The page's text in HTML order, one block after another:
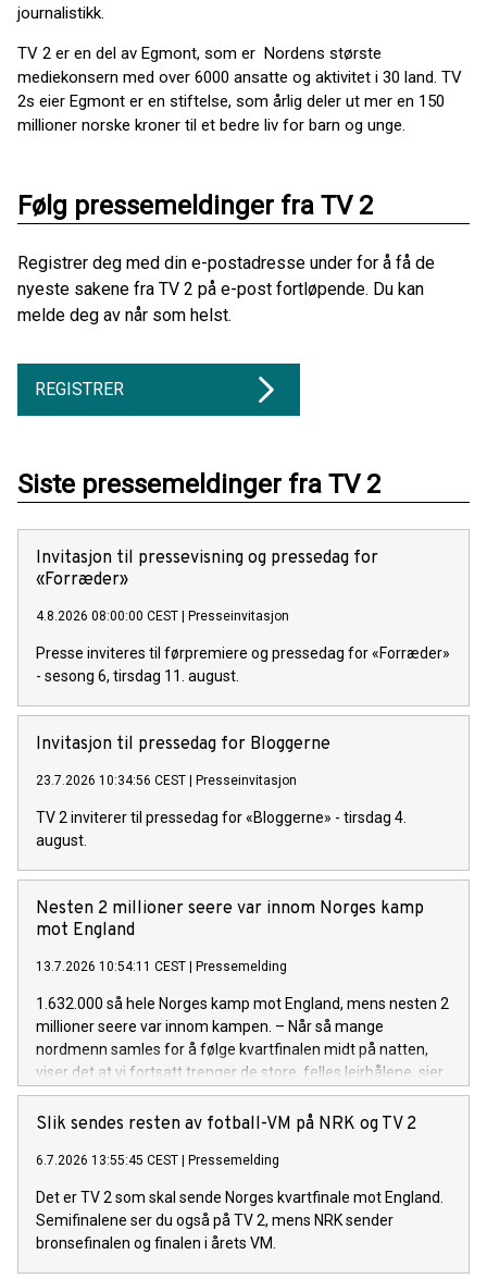
journalistikk.
TV 2 er en del av Egmont, som er Nordens største
mediekonsern med over 6000 ansatte og aktivitet i 30 land. TV
2s eier Egmont er en stiftelse, som årlig deler ut mer en 150
millioner norske kroner til et bedre liv for barn og unge.
Følg pressemeldinger fra TV 2
Registrer deg med din e-postadresse under for å få de
nyeste sakene fra TV 2 på e-post fortløpende. Du kan
melde deg av når som helst.
REGISTRER
Siste pressemeldinger fra TV 2
Invitasjon til pressevisning og pressedag for
«Forræder»
4.8.2026 08:00:00 CEST | Presseinvitasjon
Presse inviteres til førpremiere og pressedag for «Forræder»
- sesong 6, tirsdag 11. august.
Invitasjon til pressedag for Bloggerne
23.7.2026 10:34:56 CEST | Presseinvitasjon
TV 2 inviterer til pressedag for «Bloggerne» - tirsdag 4.
august.
Nesten 2 millioner seere var innom Norges kamp
mot England
13.7.2026 10:54:11 CEST | Pressemelding
1.632.000 så hele Norges kamp mot England, mens nesten 2
millioner seere var innom kampen. – Når så mange
nordmenn samles for å følge kvartfinalen midt på natten,
viser det at vi fortsatt trenger de store, felles leirbålene, sier
TV 2-sjef Olav T. Sandnes.
Slik sendes resten av fotball-VM på NRK og TV 2
6.7.2026 13:55:45 CEST | Pressemelding
Det er TV 2 som skal sende Norges kvartfinale mot England.
Semifinalene ser du også på TV 2, mens NRK sender
bronsefinalen og finalen i årets VM.